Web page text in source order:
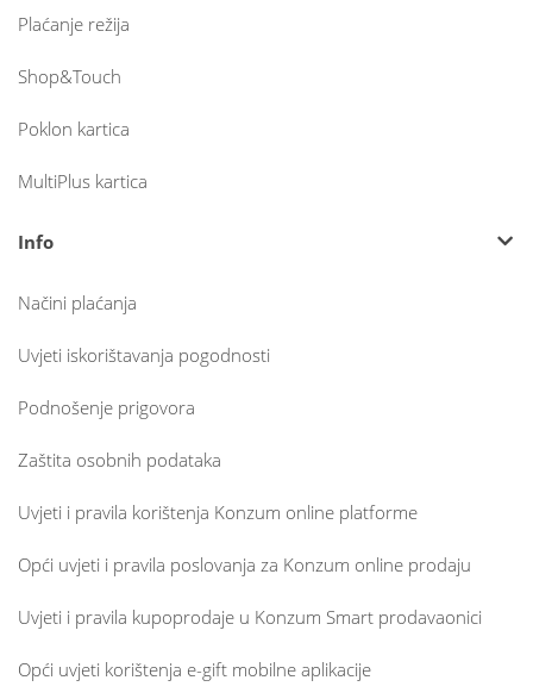
Plaćanje režija
Shop&Touch
Poklon kartica
MultiPlus kartica
Info
Načini plaćanja
Uvjeti iskorištavanja pogodnosti
Podnošenje prigovora
Zaštita osobnih podataka
Uvjeti i pravila korištenja Konzum online platforme
Opći uvjeti i pravila poslovanja za Konzum online prodaju
Uvjeti i pravila kupoprodaje u Konzum Smart prodavaonici
Opći uvjeti korištenja e-gift mobilne aplikacije